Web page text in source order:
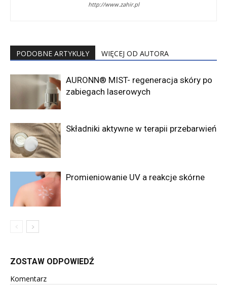
http://www.zahir.pl
PODOBNE ARTYKUŁY WIĘCEJ OD AUTORA
AURONN® MIST- regeneracja skóry po
zabiegach laserowych
Składniki aktywne w terapii przebarwień
Promieniowanie UV a reakcje skórne
ZOSTAW ODPOWIEDŹ
Komentarz